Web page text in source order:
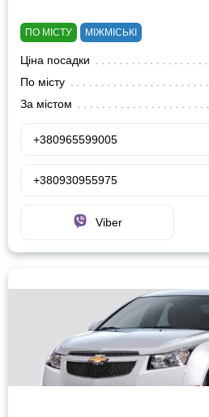
ПО МІСТУ МІЖМІСЬКІ
Ціна посадки
По місту
За містом
+380965599005
+380930955975
Viber